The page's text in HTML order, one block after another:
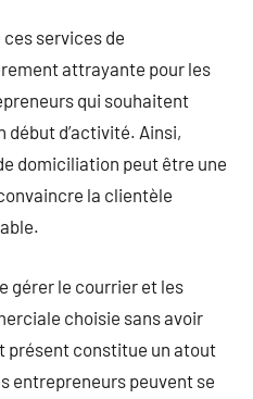
services de
attrayante pour les
qui souhaitent
début d’activité. Ainsi,
domiciliation peut être une
la clientèle
gérer le courrier et les
choisie sans avoir
présent constitue un atout
entrepreneurs peuvent se